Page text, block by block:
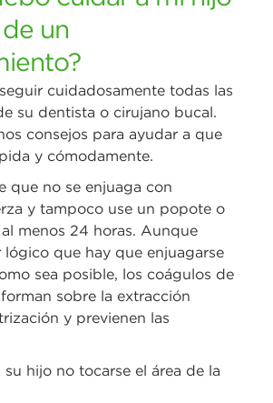
un
cuidadosamente todas las
su dentista o cirujano bucal.
consejos para ayudar a que
y cómodamente.
que no se enjuaga con
y tampoco use un popote o
menos 24 horas. Aunque
lógico que hay que enjuagarse
sea posible, los coágulos de
sobre la extracción
y previenen las
su hijo no tocarse el área de la